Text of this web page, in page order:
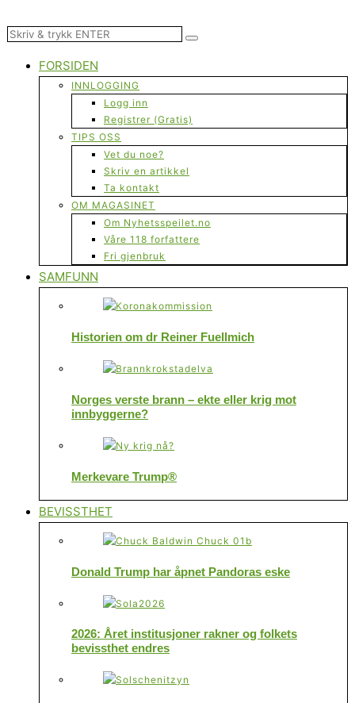
FORSIDEN
INNLOGGING
Logg inn
Registrer (Gratis)
TIPS OSS
Vet du noe?
Skriv en artikkel
Ta kontakt
OM MAGASINET
Om Nyhetsspeilet.no
Våre 118 forfattere
Fri gjenbruk
SAMFUNN
Historien om dr Reiner Fuellmich
Norges verste brann – ekte eller krig mot
innbyggerne?
Merkevare Trump®
BEVISSTHET
Donald Trump har åpnet Pandoras eske
2026: Året institusjoner rakner og folkets
bevissthet endres